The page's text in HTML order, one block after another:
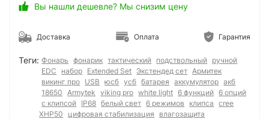
Вы нашли дешевле? Мы снизим цену
Доставка Оплата Гарантия
Теги: Фонарь фонарик тактический подствольный ручной
EDC
набор Extended Set Экстендед сет Армитек
викинг про USB юсб усб батарея аккумулятор акб
18650
Armytek viking pro white light 6 функций 6 опций
с клипсой IP68 белый свет 6 режимов клипса
cree
XHP50
цифровая стабилизация
влагозащита